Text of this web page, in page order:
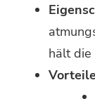
hält die